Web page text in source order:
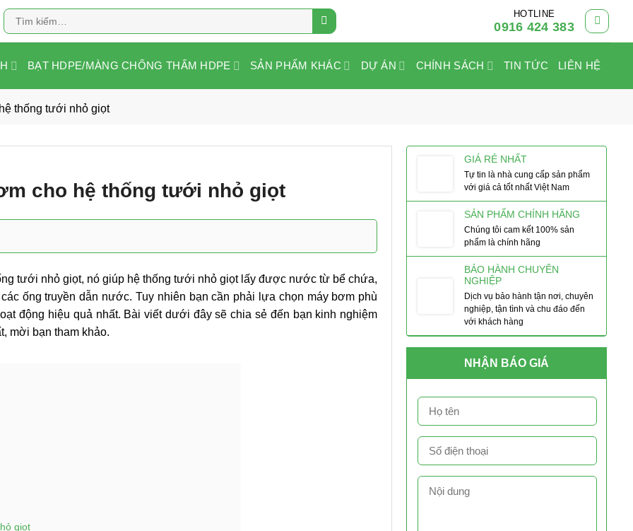
Tìm
kiếm:
HOTLINE
0916 424 383
BẠT HDPE/MÀNG CHỐNG THẤM HDPE SẢN PHẨM KHÁC DỰ ÁN CHÍNH SÁCH TIN TỨC LIÊN HỆ
thống tưới nhỏ giọt
cho hệ thống tưới nhỏ giọt
tưới nhỏ giọt, nó giúp hệ thống tưới nhỏ giọt lấy được nước từ bể chứa,
ống truyền dẫn nước. Tuy nhiên bạn cần phải lựa chọn máy bơm phù
động hiệu quả nhất. Bài viết dưới đây sẽ chia sẻ đến bạn kinh nghiệm
mời bạn tham khảo.
giọt
GIÁ RẺ NHẤT
Tự tin là nhà cung cấp sản phẩm
với giá cả tốt nhất Việt Nam
SẢN PHẨM CHÍNH HÃNG
Chúng tôi cam kết 100% sản
phẩm là chính hãng
BẢO HÀNH CHUYÊN
NGHIỆP
Dịch vụ bảo hành tận nơi, chuyên
nghiệp, tận tình và chu đáo đến
với khách hàng
NHẬN BÁO GIÁ